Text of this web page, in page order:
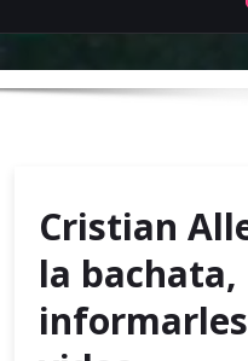
Cristian
la